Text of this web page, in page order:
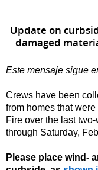
Update on c
damaged
Este mensaje sigue
Crews have been
from homes that were
Fire over the last
through Saturday,
Please place wind-